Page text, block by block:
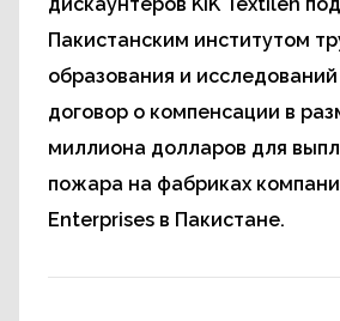
Пакистанским институтом
образования и исследований
договор о компенсации в
миллиона долларов для
пожара на фабриках
Enterprises в Пакистане.